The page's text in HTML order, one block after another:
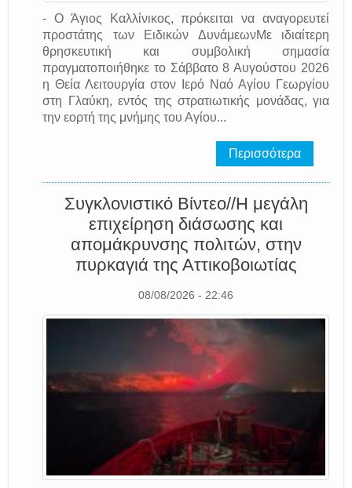
- Ο Άγιος Καλλίνικος, πρόκειται να αναγορευτεί
προστάτης των Ειδικών ΔυνάμεωνΜε ιδιαίτερη
θρησκευτική και συμβολική σημασία
πραγματοποιήθηκε το Σάββατο 8 Αυγούστου 2026
η Θεία Λειτουργία στον Ιερό Ναό Αγίου Γεωργίου
στη Γλαύκη, εντός της στρατιωτικής μονάδας, για
την εορτή της μνήμης του Αγίου...
Περισσότερα
Συγκλονιστικό Βίντεο//Η μεγάλη
επιχείρηση διάσωσης και
απομάκρυνσης πολιτών, στην
πυρκαγιά της Αττικοβοιωτίας
08/08/2026 - 22:46